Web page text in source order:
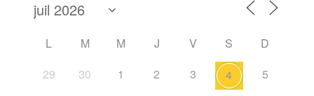
L M M J V S
D
29
30 1 2 3 4 5